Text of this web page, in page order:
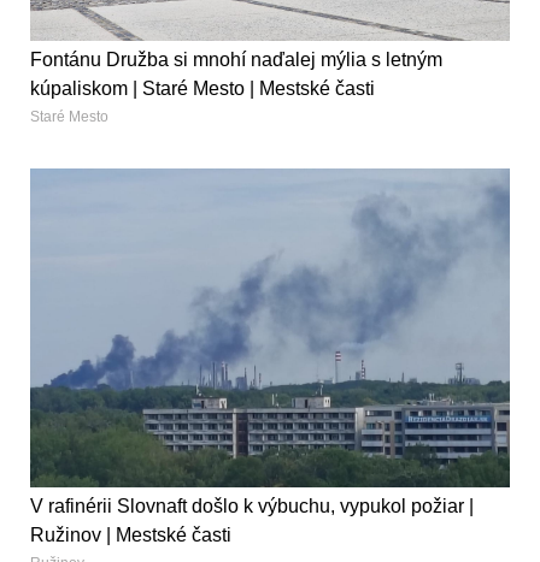
Fontánu Družba si mnohí naďalej mýlia s letným
kúpaliskom | Staré Mesto | Mestské časti
Staré Mesto
V rafinérii Slovnaft došlo k výbuchu, vypukol požiar |
Ružinov | Mestské časti